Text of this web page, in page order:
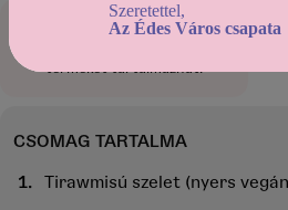
legkevesebb 4
terméket tartalmazhat!
CSOMAG TARTALMA
1. Tirawmisú szelet (nyers
Szeretettel,
Az Édes Város csapata